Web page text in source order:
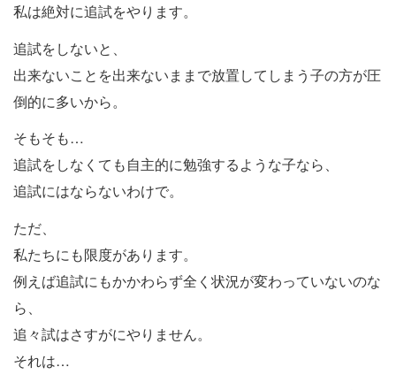
私は絶対に追試をやります。
追試をしないと、
出来ないことを出来ないままで放置してしまう子の方が圧
倒的に多いから。
そもそも…
追試をしなくても自主的に勉強するような子なら、
追試にはならないわけで。
ただ、
私たちにも限度があります。
例えば追試にもかかわらず全く状況が変わっていないのな
ら、
追々試はさすがにやりません。
それは…